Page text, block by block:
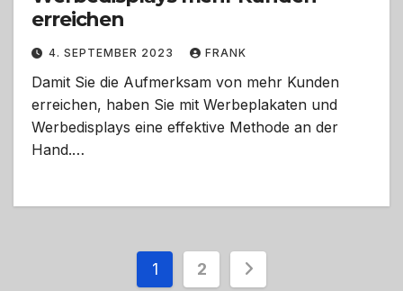
erreichen
4. SEPTEMBER 2023 FRANK
Damit Sie die Aufmerksam von mehr Kunden
erreichen, haben Sie mit Werbeplakaten und
Werbedisplays eine effektive Methode an der
Hand.…
1 2